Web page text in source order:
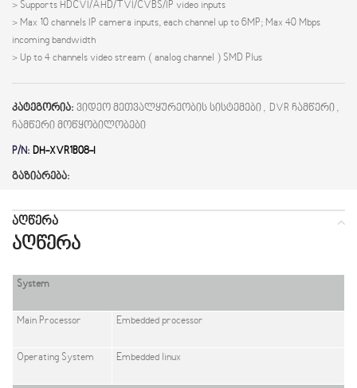
> Supports HDCVI/AHD/TVI/CVBS/IP video inputs
> Max 10 channels IP camera inputs, each channel up to 6MP; Max 40 Mbps
incoming bandwidth
> Up to 4 channels video stream ( analog channel ) SMD Plus
კატეგორია: ვიდეო მეთვალყურეობის სისტემები , DVR ჩამწერი ,
ჩამწერი მოწყობილობები
P/N: DH-XVR1B08-I
გაზიარება:
ᲐᲦᲬᲔᲠᲐ
აღწერა
System
Main Processor Embedded processor
Operating System Embedded linux